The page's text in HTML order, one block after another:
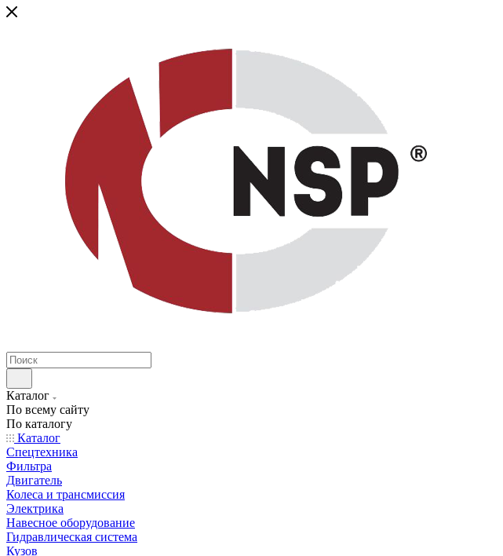
Каталог
По всему сайту
По каталогу
Каталог
Спецтехника
Фильтра
Двигатель
Колеса и трансмиссия
Электрика
Навесное оборудование
Гидравлическая система
Кузов